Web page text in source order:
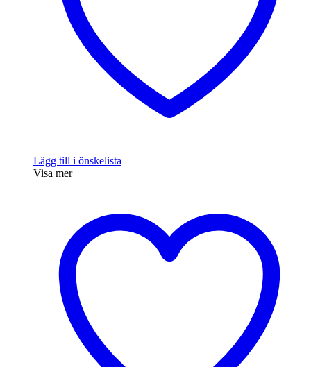
Lägg till i önskelista
Visa mer